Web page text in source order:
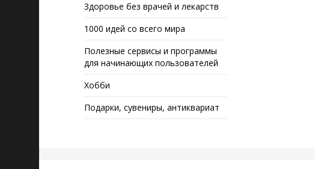
Здоровье без врачей и лекарств
1000 идей со всего мира
Полезные сервисы и программы
для начинающих пользователей
Хобби
Подарки, сувениры, антиквариат